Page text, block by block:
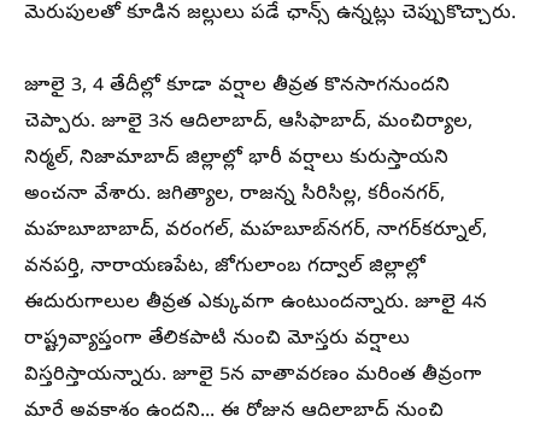
మెరుపులతో కూడిన జల్లులు పడే ఛాన్స్ ఉన్నట్లు చెప్పుకొచ్చారు.
జూలై 3, 4 తేదీల్లో కూడా వర్షాల తీవ్రత కొనసాగనుందని
చెప్పారు. జూలై 3న ఆదిలాబాద్, ఆసిఫాబాద్, మంచిర్యాల,
నిర్మల్, నిజామాబాద్ జిల్లాల్లో భారీ వర్షాలు కురుస్తాయని
అంచనా వేశారు. జగిత్యాల, రాజన్న సిరిసిల్ల, కరీంనగర్,
మహబూబాబాద్, వరంగల్, మహబూబ్‌నగర్, నాగర్‌కర్నూల్,
వనపర్తి, నారాయణపేట, జోగులాంబ గద్వాల్ జిల్లాల్లో
ఈదురుగాలుల తీవ్రత ఎక్కువగా ఉంటుందన్నారు. జూలై 4న
రాష్ట్రవ్యాప్తంగా తేలికపాటి నుంచి మోస్తరు వర్షాలు
విస్తరిస్తాయన్నారు. జూలై 5న వాతావరణం మరింత తీవ్రంగా
మారే అవకాశం ఉందని... ఈ రోజున ఆదిలాబాద్ నుంచి